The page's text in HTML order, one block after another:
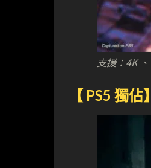
支援：4K
【 PS5 獨